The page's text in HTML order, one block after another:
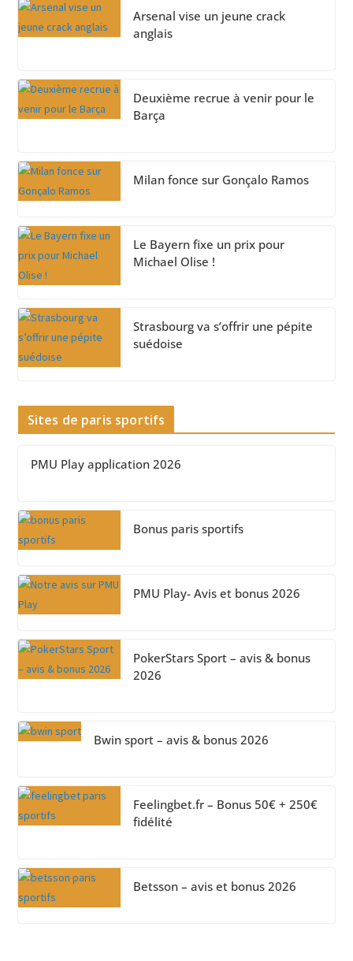
Arsenal vise un jeune crack
anglais
Deuxième recrue à venir pour le
Barça
Milan fonce sur Gonçalo Ramos
Le Bayern fixe un prix pour
Michael Olise !
Strasbourg va s’offrir une pépite
suédoise
Sites de paris sportifs
PMU Play application 2026
Bonus paris sportifs
PMU Play- Avis et bonus 2026
PokerStars Sport – avis & bonus
2026
Bwin sport – avis & bonus 2026
Feelingbet.fr – Bonus 50€ + 250€
fidélité
Betsson – avis et bonus 2026